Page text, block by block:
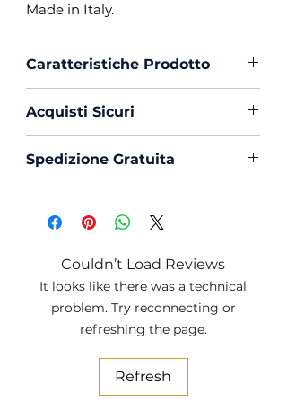
Made in Italy.
Caratteristiche Prodotto
Collo : Button Down
Polso :Tondo
Composizione :100% Cotone
Produzione :
100% Made in
Trattamento :Lavaggio
Profumato e Ammorbidente
Acquisti Sicuri
sicurezza con PayPal o Carta di
Spedizione Gratuita
Gratuita
Couldn’t Load Reviews
It looks like there was a technical
problem. Try reconnecting or
refreshing the page.
Refresh